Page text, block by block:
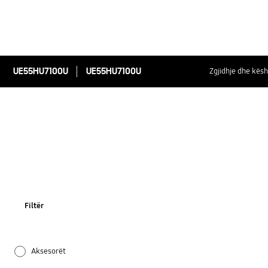
UE55HU7100U UE55HU7100U Zgjidhje dhe
Filtër
Aksesorët